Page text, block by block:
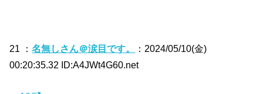
21 ：名無しさん＠涙目です。
：2024/05/10(金)
00:20:35.32 ID:A4JWt4G60.net